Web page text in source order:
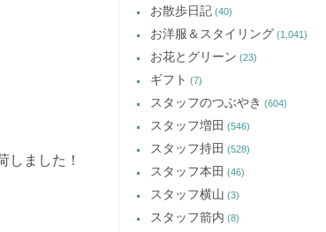
しました！
お散歩日記 (40)
お洋服＆スタイリング (1,041)
お花とグリーン (23)
ギフト (7)
スタッフのつぶやき (604)
スタッフ増田 (546)
スタッフ持田 (528)
スタッフ本田 (46)
スタッフ横山 (3)
スタッフ箭内 (8)